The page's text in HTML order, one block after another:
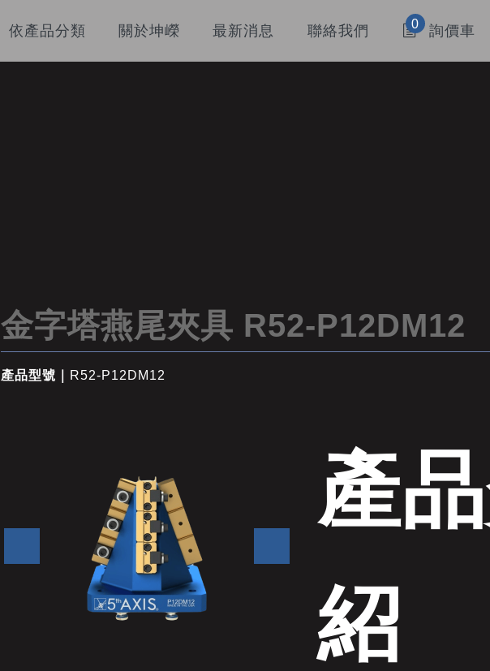
依產品分類 關於坤嶸 最新消息 聯絡我們 0 詢價車
金字塔燕尾夾具 R52-P12DM12
產品型號｜ R52-P12DM12
產
紹